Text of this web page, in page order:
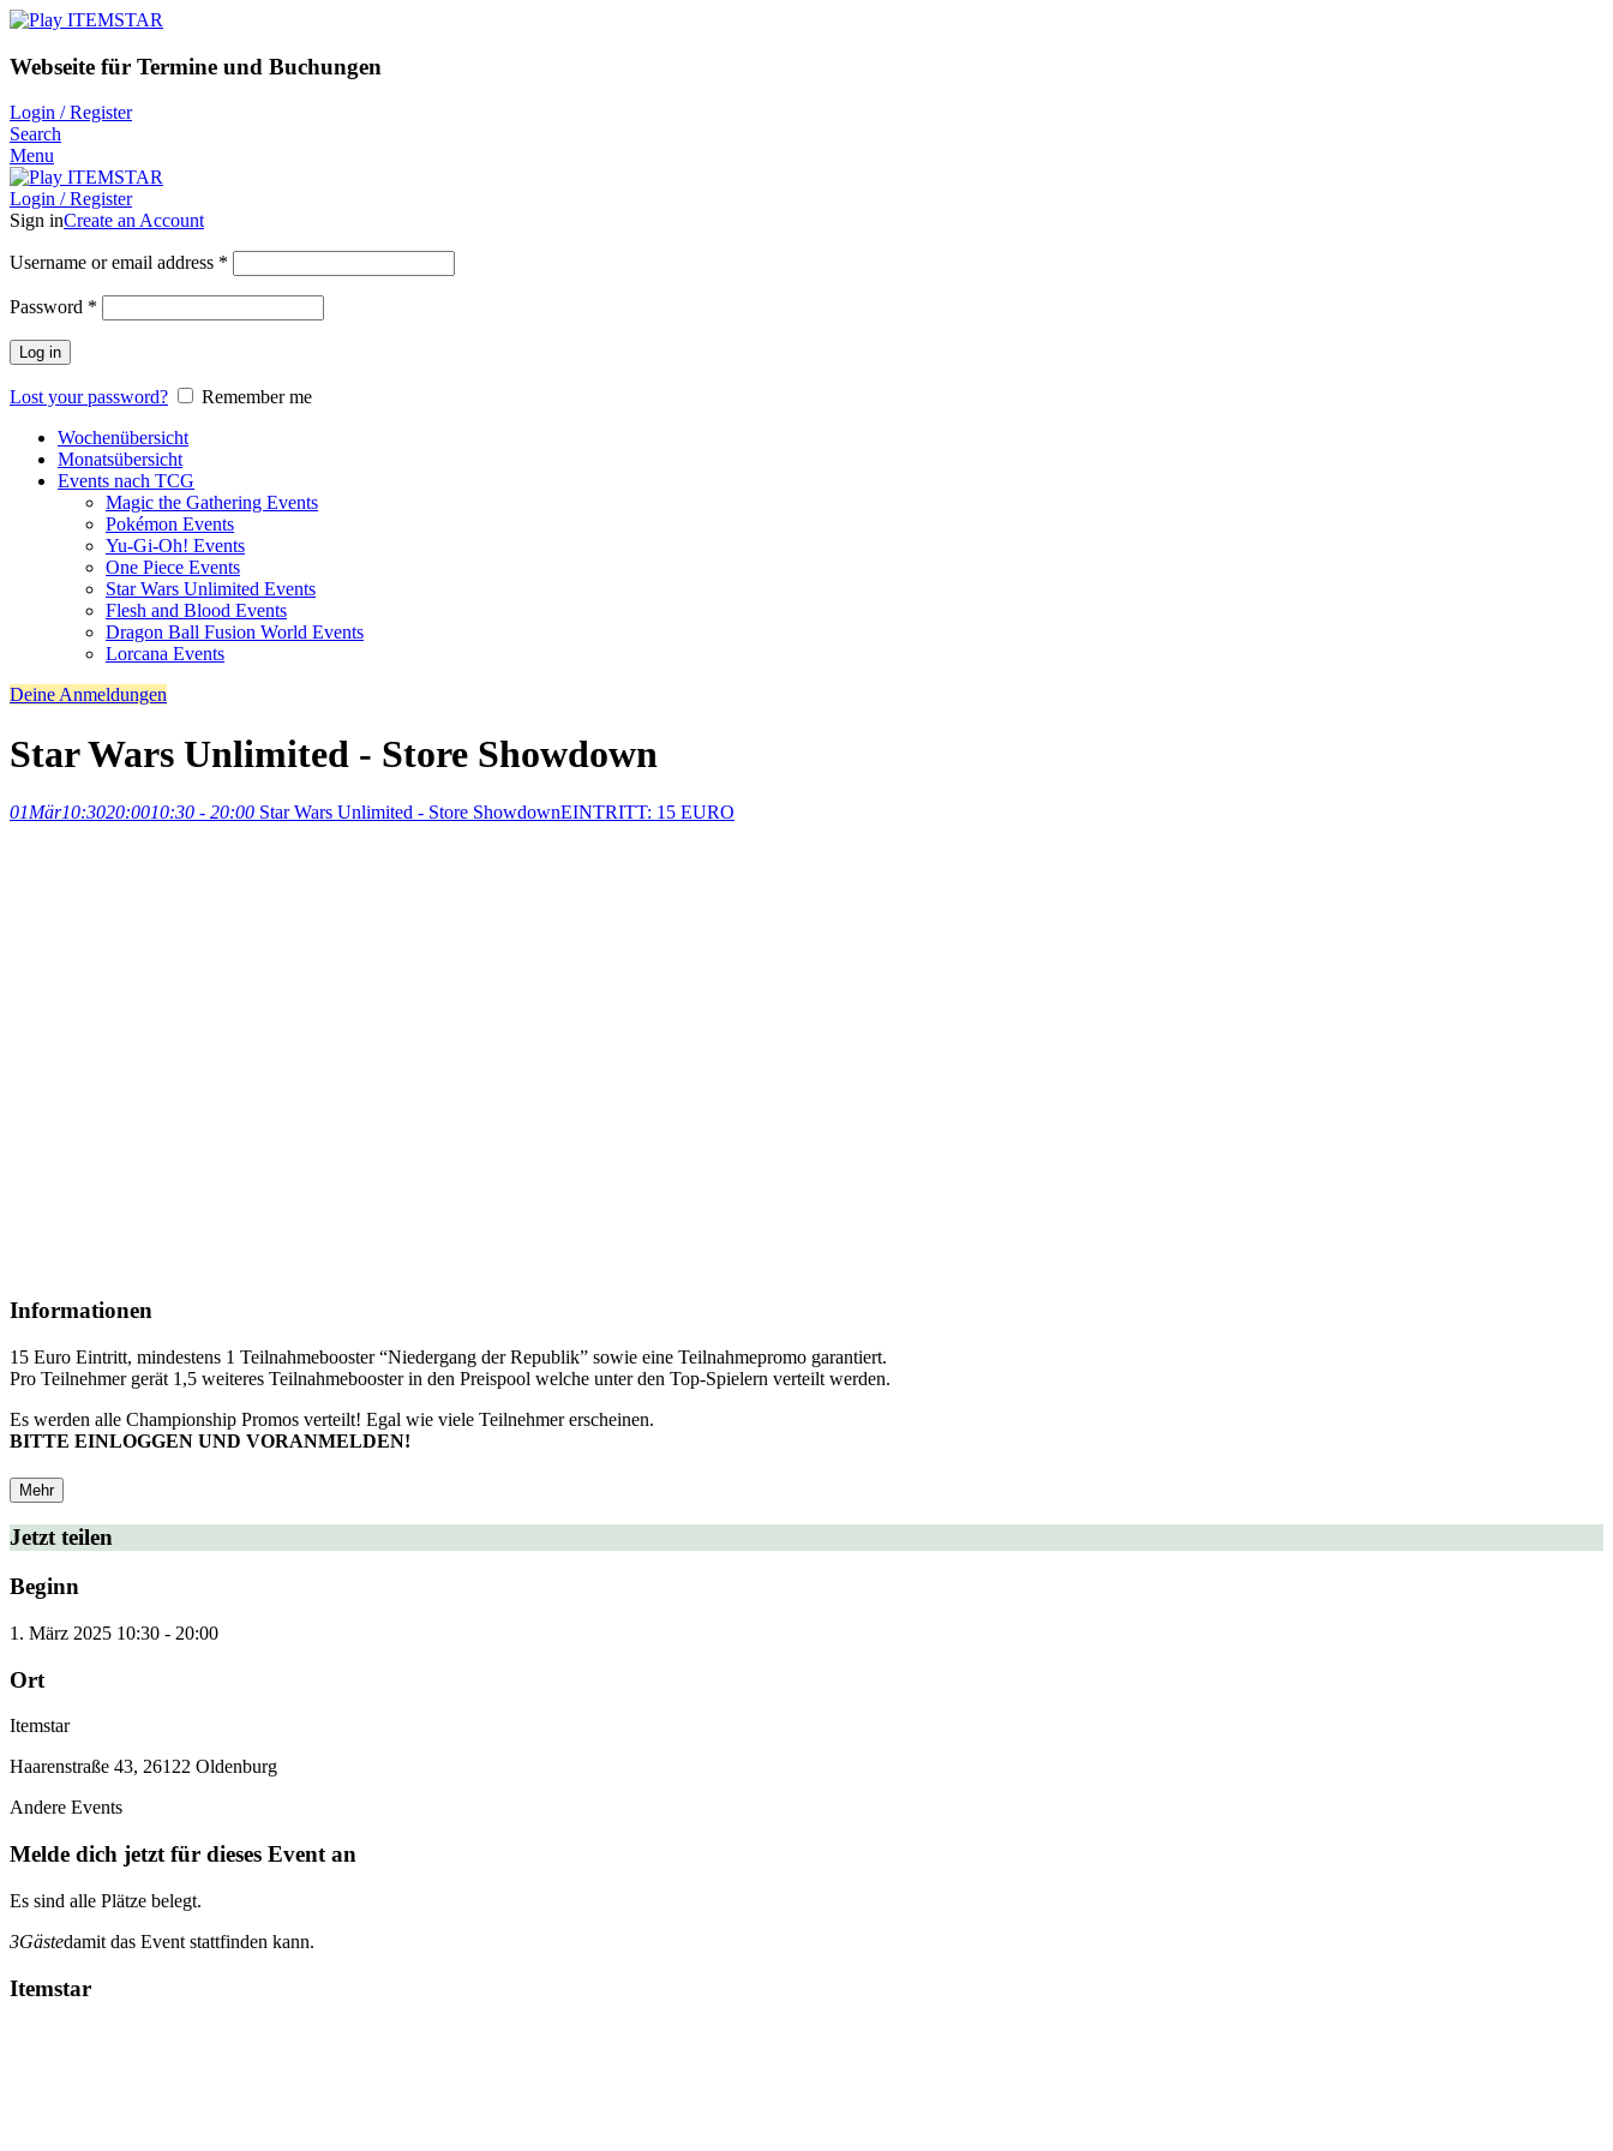
Webseite für Termine und Buchungen
Login / Register
Search
Menu
Login / Register
Sign inCreate an Account
Username or email address *
Password *
Log in
Lost your password?
Remember me
Wochenübersicht
Monatsübersicht
Events nach TCG
Magic the Gathering Events
Pokémon Events
Yu-Gi-Oh! Events
One Piece Events
Star Wars Unlimited Events
Flesh and Blood Events
Dragon Ball Fusion World Events
Lorcana Events
Deine Anmeldungen
Star Wars Unlimited - Store Showdown
01Mär10:3020:0010:30 - 20:00 Star Wars Unlimited - Store ShowdownEINTRITT: 15 EURO
Informationen
15 Euro Eintritt, mindestens 1 Teilnahmebooster “Niedergang der Republik” sowie eine Teilnahmepromo garantiert.
Pro Teilnehmer gerät 1,5 weiteres Teilnahmebooster in den Preispool welche unter den Top-Spielern verteilt werden.
Es werden alle Championship Promos verteilt! Egal wie viele Teilnehmer erscheinen.
BITTE EINLOGGEN UND VORANMELDEN!
Mehr
Jetzt teilen
Beginn
1. März 2025 10:30 - 20:00
Ort
Itemstar
Haarenstraße 43, 26122 Oldenburg
Andere Events
Melde dich jetzt für dieses Event an
Es sind alle Plätze belegt.
3Gästedamit das Event stattfinden kann.
Itemstar